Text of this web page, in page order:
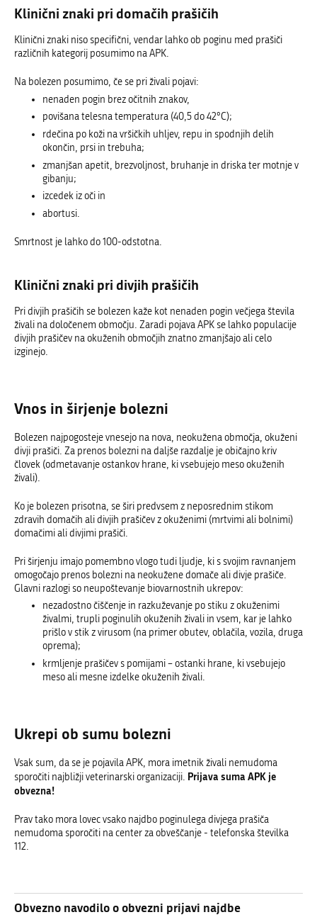
Klinični znaki pri domačih prašičih
Klinični znaki niso specifični, vendar lahko ob poginu med prašiči
različnih kategorij posumimo na APK.
Na bolezen posumimo, če se pri živali pojavi:
nenaden pogin brez očitnih znakov,
povišana telesna temperatura (40,5 do 42°C);
rdečina po koži na vršičkih uhljev, repu in spodnjih delih
okončin, prsi in trebuha;
zmanjšan apetit, brezvoljnost, bruhanje in driska ter motnje v
gibanju;
izcedek iz oči in
abortusi.
Smrtnost je lahko do 100-odstotna.
Klinični znaki pri divjih prašičih
Pri divjih prašičih se bolezen kaže kot nenaden pogin večjega števila
živali na določenem območju. Zaradi pojava APK se lahko populacije
divjih prašičev na okuženih območjih znatno zmanjšajo ali celo
izginejo.
Vnos in širjenje bolezni
Bolezen najpogosteje vnesejo na nova, neokužena območja, okuženi
divji prašiči. Za prenos bolezni na daljše razdalje je običajno kriv
človek (odmetavanje ostankov hrane, ki vsebujejo meso okuženih
živali).
Ko je bolezen prisotna, se širi predvsem z neposrednim stikom
zdravih domačih ali divjih prašičev z okuženimi (mrtvimi ali bolnimi)
domačimi ali divjimi prašiči.
Pri širjenju imajo pomembno vlogo tudi ljudje, ki s svojim ravnanjem
omogočajo prenos bolezni na neokužene domače ali divje prašiče.
Glavni razlogi so neupoštevanje biovarnostnih ukrepov:
nezadostno čiščenje in razkuževanje po stiku z okuženimi
živalmi, trupli poginulih okuženih živali in vsem, kar je lahko
prišlo v stik z virusom (na primer obutev, oblačila, vozila, druga
oprema);
krmljenje prašičev s pomijami – ostanki hrane, ki vsebujejo
meso ali mesne izdelke okuženih živali.
Ukrepi ob sumu bolezni
Vsak sum, da se je pojavila APK, mora imetnik živali nemudoma
sporočiti najbližji veterinarski organizaciji. Prijava suma APK je
obvezna!
Prav tako mora lovec vsako najdbo poginulega divjega prašiča
nemudoma sporočiti na center za obveščanje - telefonska številka
112.
Obvezno navodilo o obvezni prijavi najdbe